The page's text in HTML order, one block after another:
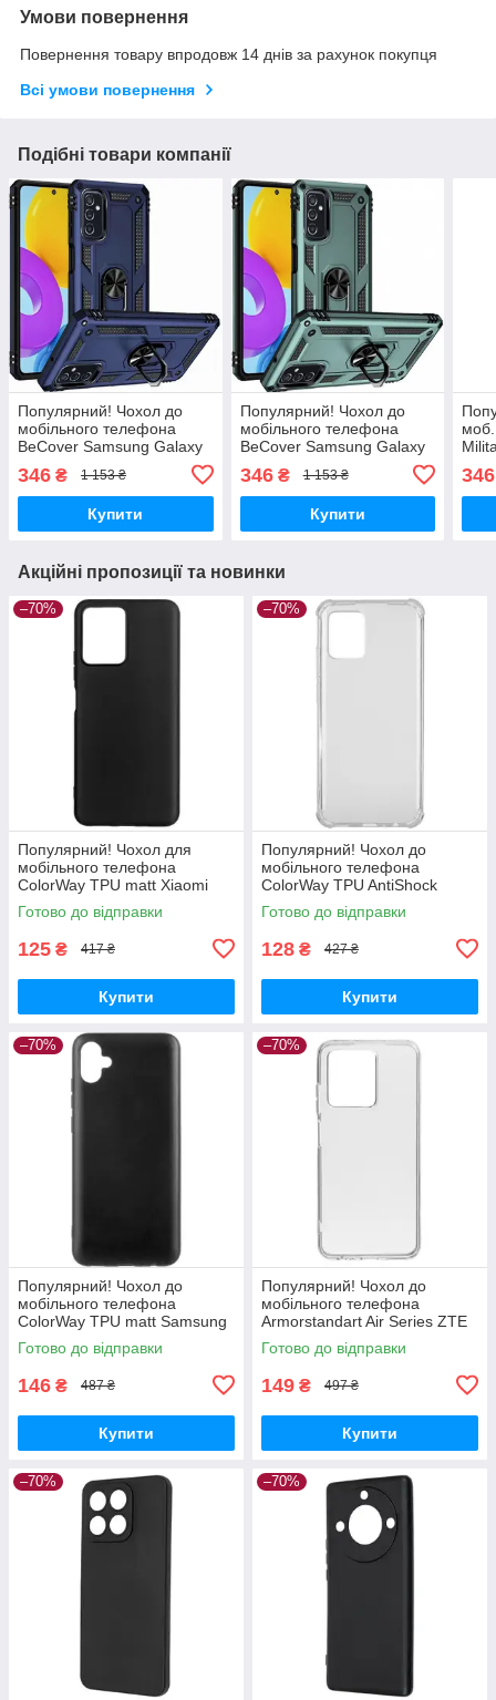
Умови повернення
Повернення товару впродовж 14 днів за рахунок покупця
Всі умови повернення
Подібні товари компанії
Популярний! Чохол до
мобільного телефона
BeCover Samsung Galaxy
(707117) - Краща якість
тільки на Nukleon.com.ua
346 ₴ 1 153 ₴
Купити
Популярний! Чохол до
мобільного телефона
BeCover Samsung Galaxy
M52 SM-M526 Dark Green
(707119) - Краща якість
тільки на
346₴ 1 153 ₴
Купити
346
Акційні пропозиції та новинки
–70%
Популярний! Чохол для
мобільного телефона
ColorWay TPU matt Xiaomi
Redmi Note 12 5G black (CW-
CTMXRN125-BK) —
Готово до відправки
125 ₴ 417 ₴
Купити
–70%
Популярний! Чохол до
мобільного телефона
ColorWay TPU AntiShock
Xiaomi Redmi Note 12 Clear
(CW-CTASXRN12) - Краща
Готово до відправки
128 ₴ 427 ₴
Купити
–70%
Популярний! Чохол до
мобільного телефона
ColorWay TPU matt Samsung
Galaxy A04e black (CW-
CTMSGA042-BK) - Краща
Готово до відправки
146 ₴ 487 ₴
Купити
–70%
Популярний! Чохол до
мобільного телефона
Armorstandart Air Series ZTE
Blade V30 Transparent
(ARM59796) - Краща якість
Готово до відправки
149 ₴ 497 ₴
Купити
–70% –70%